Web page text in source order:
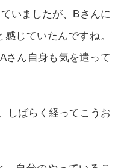
いましたが、Bさんに
じていたんですね。
さん自身も気を遣って
しばらく経ってこうお